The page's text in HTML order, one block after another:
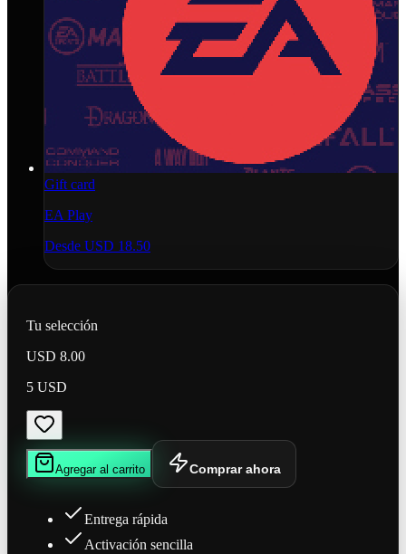
Gift card
EA Play
Desde USD 18.50
Tu selección
USD 8.00
5 USD
Agregar al carrito Comprar ahora
Entrega rápida
Activación sencilla